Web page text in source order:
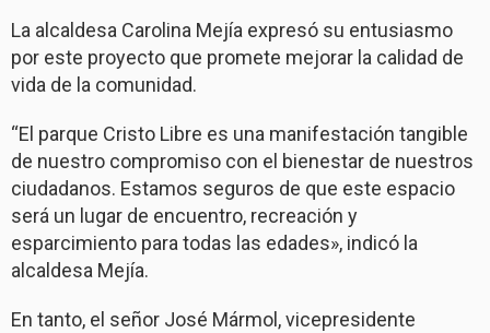
La alcaldesa Carolina Mejía expresó su entusiasmo
por este proyecto que promete mejorar la calidad de
vida de la comunidad.
“El parque Cristo Libre es una manifestación tangible
de nuestro compromiso con el bienestar de nuestros
ciudadanos. Estamos seguros de que este espacio
será un lugar de encuentro, recreación y
esparcimiento para todas las edades», indicó la
alcaldesa Mejía.
En tanto, el señor José Mármol, vicepresidente